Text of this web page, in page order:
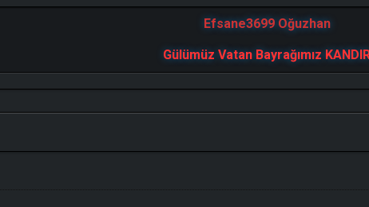
Efsane3699 Oğuzhan
Gülümüz Vatan Bayrağımız